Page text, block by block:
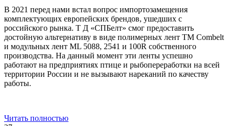
В 2021 перед нами встал вопрос импортозамещения
комплектующих европейских брендов, ушедших с
российского рынка. Т Д «СПБелт» смог предоставить
достойную альтернативу в виде полимерных лент ТМ Combelt
и модульных лент МL 5088, 2541 и 100R собственного
производства. На данный момент эти ленты успешно
работают на предприятиях птице и рыбопереработки на всей
территории России и не вызывают нареканий по качеству
работы.
Читать полностью